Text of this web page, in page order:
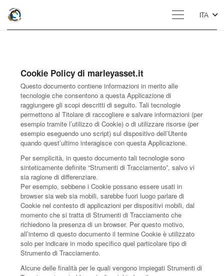
ITA
Cookie Policy di marleyasset.it
Questo documento contiene informazioni in merito alle
tecnologie che consentono a questa Applicazione di
raggiungere gli scopi descritti di seguito. Tali tecnologie
permettono al Titolare di raccogliere e salvare informazioni (per
esempio tramite l’utilizzo di Cookie) o di utilizzare risorse (per
esempio eseguendo uno script) sul dispositivo dell’Utente
quando quest’ultimo interagisce con questa Applicazione.
Per semplicità, in questo documento tali tecnologie sono
sinteticamente definite “Strumenti di Tracciamento”, salvo vi
sia ragione di differenziare.
Per esempio, sebbene i Cookie possano essere usati in
browser sia web sia mobili, sarebbe fuori luogo parlare di
Cookie nel contesto di applicazioni per dispositivi mobili, dal
momento che si tratta di Strumenti di Tracciamento che
richiedono la presenza di un browser. Per questo motivo,
all’interno di questo documento il termine Cookie è utilizzato
solo per indicare in modo specifico quel particolare tipo di
Strumento di Tracciamento.
Alcune delle finalità per le quali vengono impiegati Strumenti di